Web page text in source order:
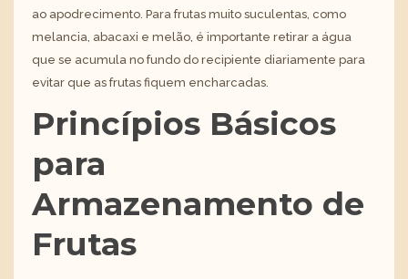
ao apodrecimento. Para frutas muito suculentas, como
melancia, abacaxi e melão, é importante retirar a água
que se acumula no fundo do recipiente diariamente para
evitar que as frutas fiquem encharcadas.
Princípios Básicos
para
Armazenamento de
Frutas